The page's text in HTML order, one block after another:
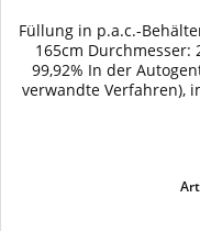
Füllung in p.a.c.-
165cm Durchmesser:
99,92% In der
verwandte Verfahren),
chemischen
Papierindustrie